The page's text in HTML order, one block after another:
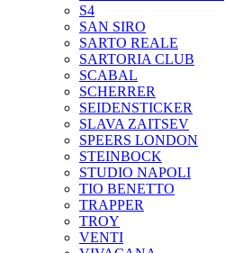
S4
SAN SIRO
SARTO REALE
SARTORIA CLUB
SCABAL
SCHERRER
SEIDENSTICKER
SLAVA ZAITSEV
SPEERS LONDON
STEINBOCK
STUDIO NAPOLI
TIO BENETTO
TRAPPER
TROY
VENTI